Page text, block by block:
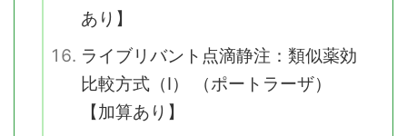
あり】
ライブリバント点滴静注：類似薬効
比較方式（Ⅰ） （ポートラーザ）
【加算あり】